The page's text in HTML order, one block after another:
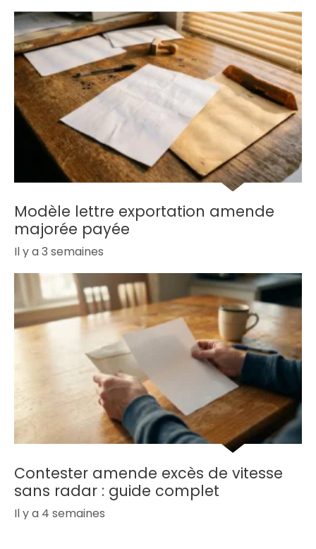
Modèle lettre exportation amende
majorée payée
Il y a 3 semaines
Contester amende excès de vitesse
sans radar : guide complet
Il y a 4 semaines